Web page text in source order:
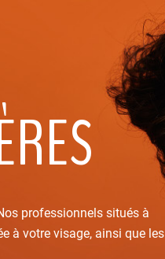
professionnels situés à
à votre visage, ainsi que les